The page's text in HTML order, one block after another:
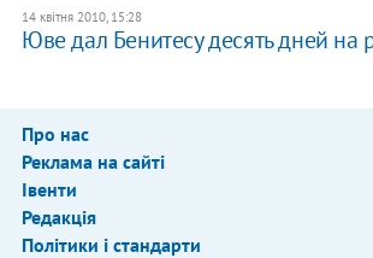
14 квітня 2010, 15:28
Юве дал Бенитесу десять дней
Про нас
Реклама на сайті
Івенти
Редакція
Політики і стандарти